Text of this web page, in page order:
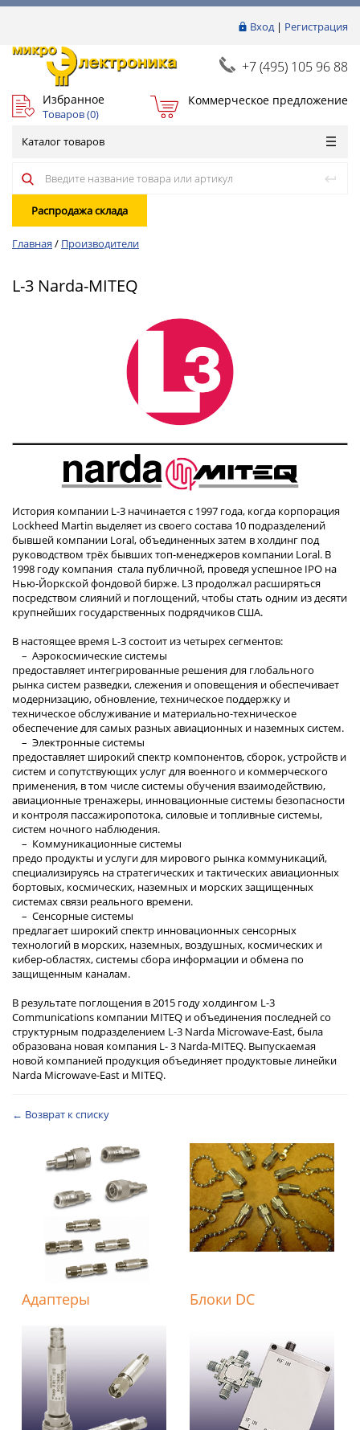
Вход| Регистрация
+7 (495) 105 96 88
Избранное
Товаров (0)
Коммерческое предложение
Каталог товаров
Распродажа склада
Главная / Производители
L-3 Narda-MITEQ
История компании L-3 начинается с 1997 года, когда корпорация
Lockheed Martin выделяет из своего состава 10 подразделений
бывшей компании Loral, объединенных затем в холдинг под
руководством трёх бывших топ-менеджеров компании Loral. В
1998 году компания стала публичной, проведя успешное IPO на
Нью-Йоркской фондовой бирже. L3 продолжал расширяться
посредством слияний и поглощений, чтобы стать одним из десяти
крупнейших государственных подрядчиков США.
В настоящее время L-3 состоит из четырех сегментов:
– Аэрокосмические системы
предоставляет интегрированные решения для глобального
рынка систем разведки, слежения и оповещения и обеспечивает
модернизацию, обновление, техническое поддержку и
техническое обслуживание и материально-техническое
обеспечение для самых разных авиационных и наземных систем.
– Электронные системы
предоставляет широкий спектр компонентов, сборок, устройств и
систем и сопутствующих услуг для военного и коммерческого
применения, в том числе системы обучения взаимодействию,
авиационные тренажеры, инновационные системы безопасности
и контроля пассажиропотока, силовые и топливные системы,
систем ночного наблюдения.
– Коммуникационные системы
предо продукты и услуги для мирового рынка коммуникаций,
специализируясь на стратегических и тактических авиационных
бортовых, космических, наземных и морских защищенных
системах связи реального времени.
– Сенсорные системы
предлагает широкий спектр инновационных сенсорных
технологий в морских, наземных, воздушных, космических и
кибер-областях, системы сбора информации и обмена по
защищенным каналам.
В результате поглощения в 2015 году холдингом L-3
Communications компании MITEQ и объединения последней со
структурным подразделением L-3 Narda Microwave-East, была
образована новая компания L- 3 Narda-MITEQ. Выпускаемая
новой компанией продукция объединяет продуктовые линейки
Narda Microwave-East и MITEQ.
← Возврат к списку
Адаптеры Блоки DC